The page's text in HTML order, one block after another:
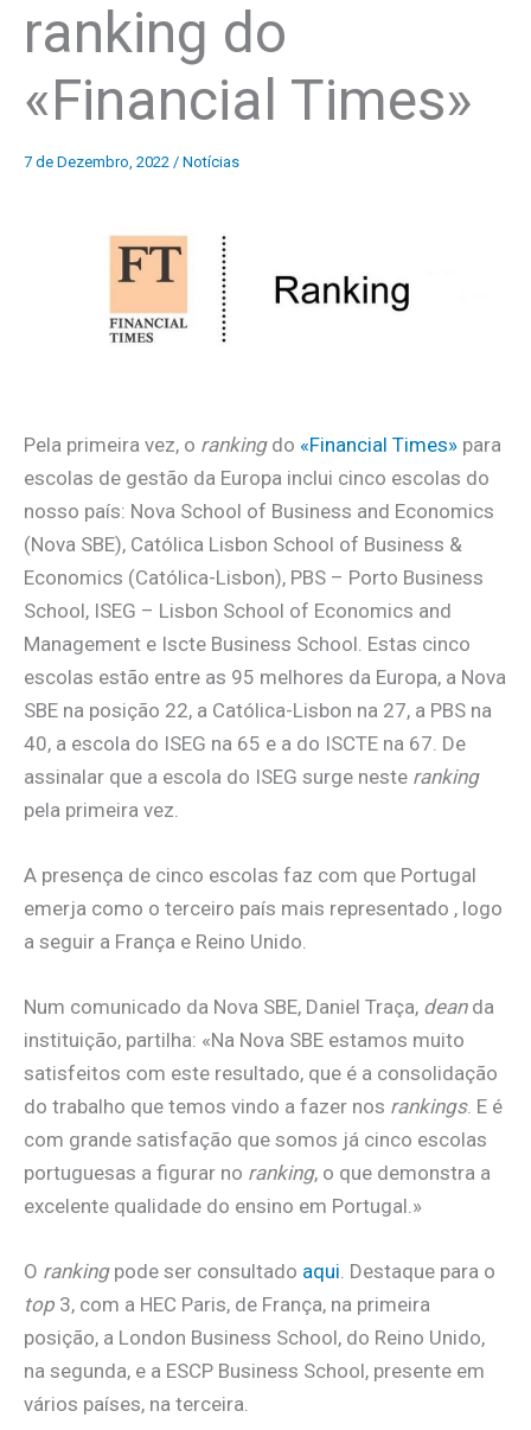
ranking do
«Financial Times»
7 de Dezembro, 2022 / Notícias
Pela primeira vez, o rankingdo «Financial Times» para
escolas de gestão da Europa inclui cinco escolas do
nosso país: Nova School of Business and Economics
(Nova SBE), Católica Lisbon School of Business &
Economics (Católica-Lisbon), PBS – Porto Business
School, ISEG – Lisbon School of Economics and
Management e Iscte Business School. Estas cinco
escolas estão entre as 95 melhores da Europa, a Nova
SBE na posição 22, a Católica-Lisbon na 27, a PBS na
40, a escola do ISEG na 65 e a do ISCTE na 67. De
assinalar que a escola do ISEG surge neste ranking
pela primeira vez.
A presença de cinco escolas faz com que Portugal
emerja como o terceiro país mais representado , logo
a seguir a França e Reino Unido.
Num comunicado da Nova SBE, Daniel Traça, deanda
instituição, partilha: «Na Nova SBE estamos muito
satisfeitos com este resultado, que é a consolidação
do trabalho que temos vindo a fazer nos rankings. E é
com grande satisfação que somos já cinco escolas
portuguesas a figurar no ranking, o que demonstra a
excelente qualidade do ensino em Portugal.»
O rankingpode ser consultado aqui. Destaque para o
top 3, com a HEC Paris, de França, na primeira
posição, a London Business School, do Reino Unido,
na segunda, e a ESCP Business School, presente em
vários países, na terceira.